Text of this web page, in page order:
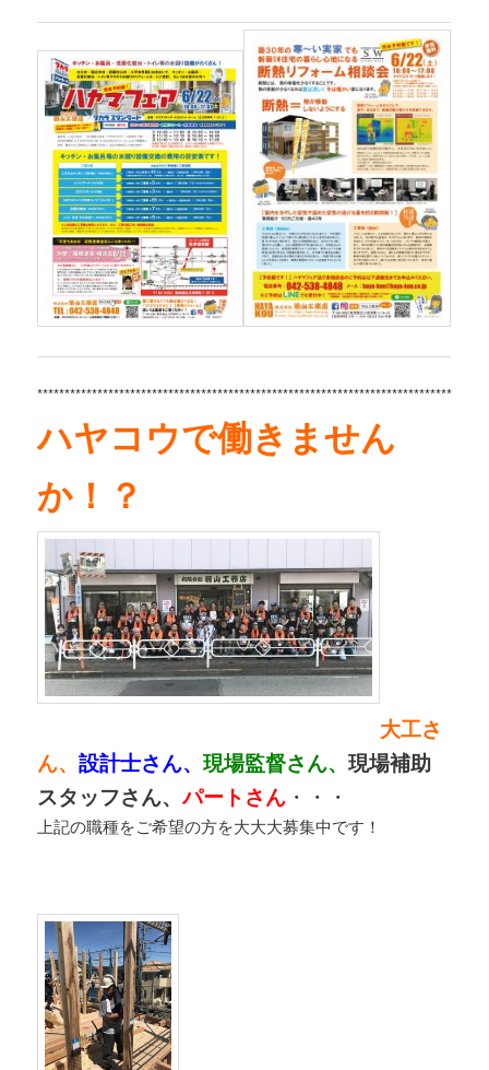
*****************************************************************************
ハヤコウで働きません
か！？
大工さ
ん、設計士さん、現場監督さん、現場補助
スタッフさん、パートさん ・・・
上記の職種をご希望の方を大大大募集中です！